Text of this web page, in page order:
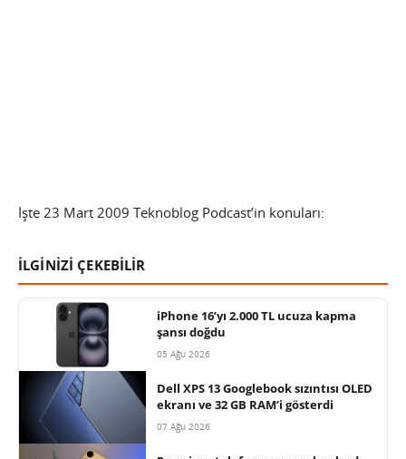
İşte 23 Mart 2009 Teknoblog Podcast’in konuları:
İLGİNİZİ ÇEKEBİLİR
iPhone 16’yı 2.000 TL ucuza kapma
şansı doğdu
05 Ağu 2026
Dell XPS 13 Googlebook sızıntısı OLED
ekranı ve 32 GB RAM’i gösterdi
07 Ağu 2026